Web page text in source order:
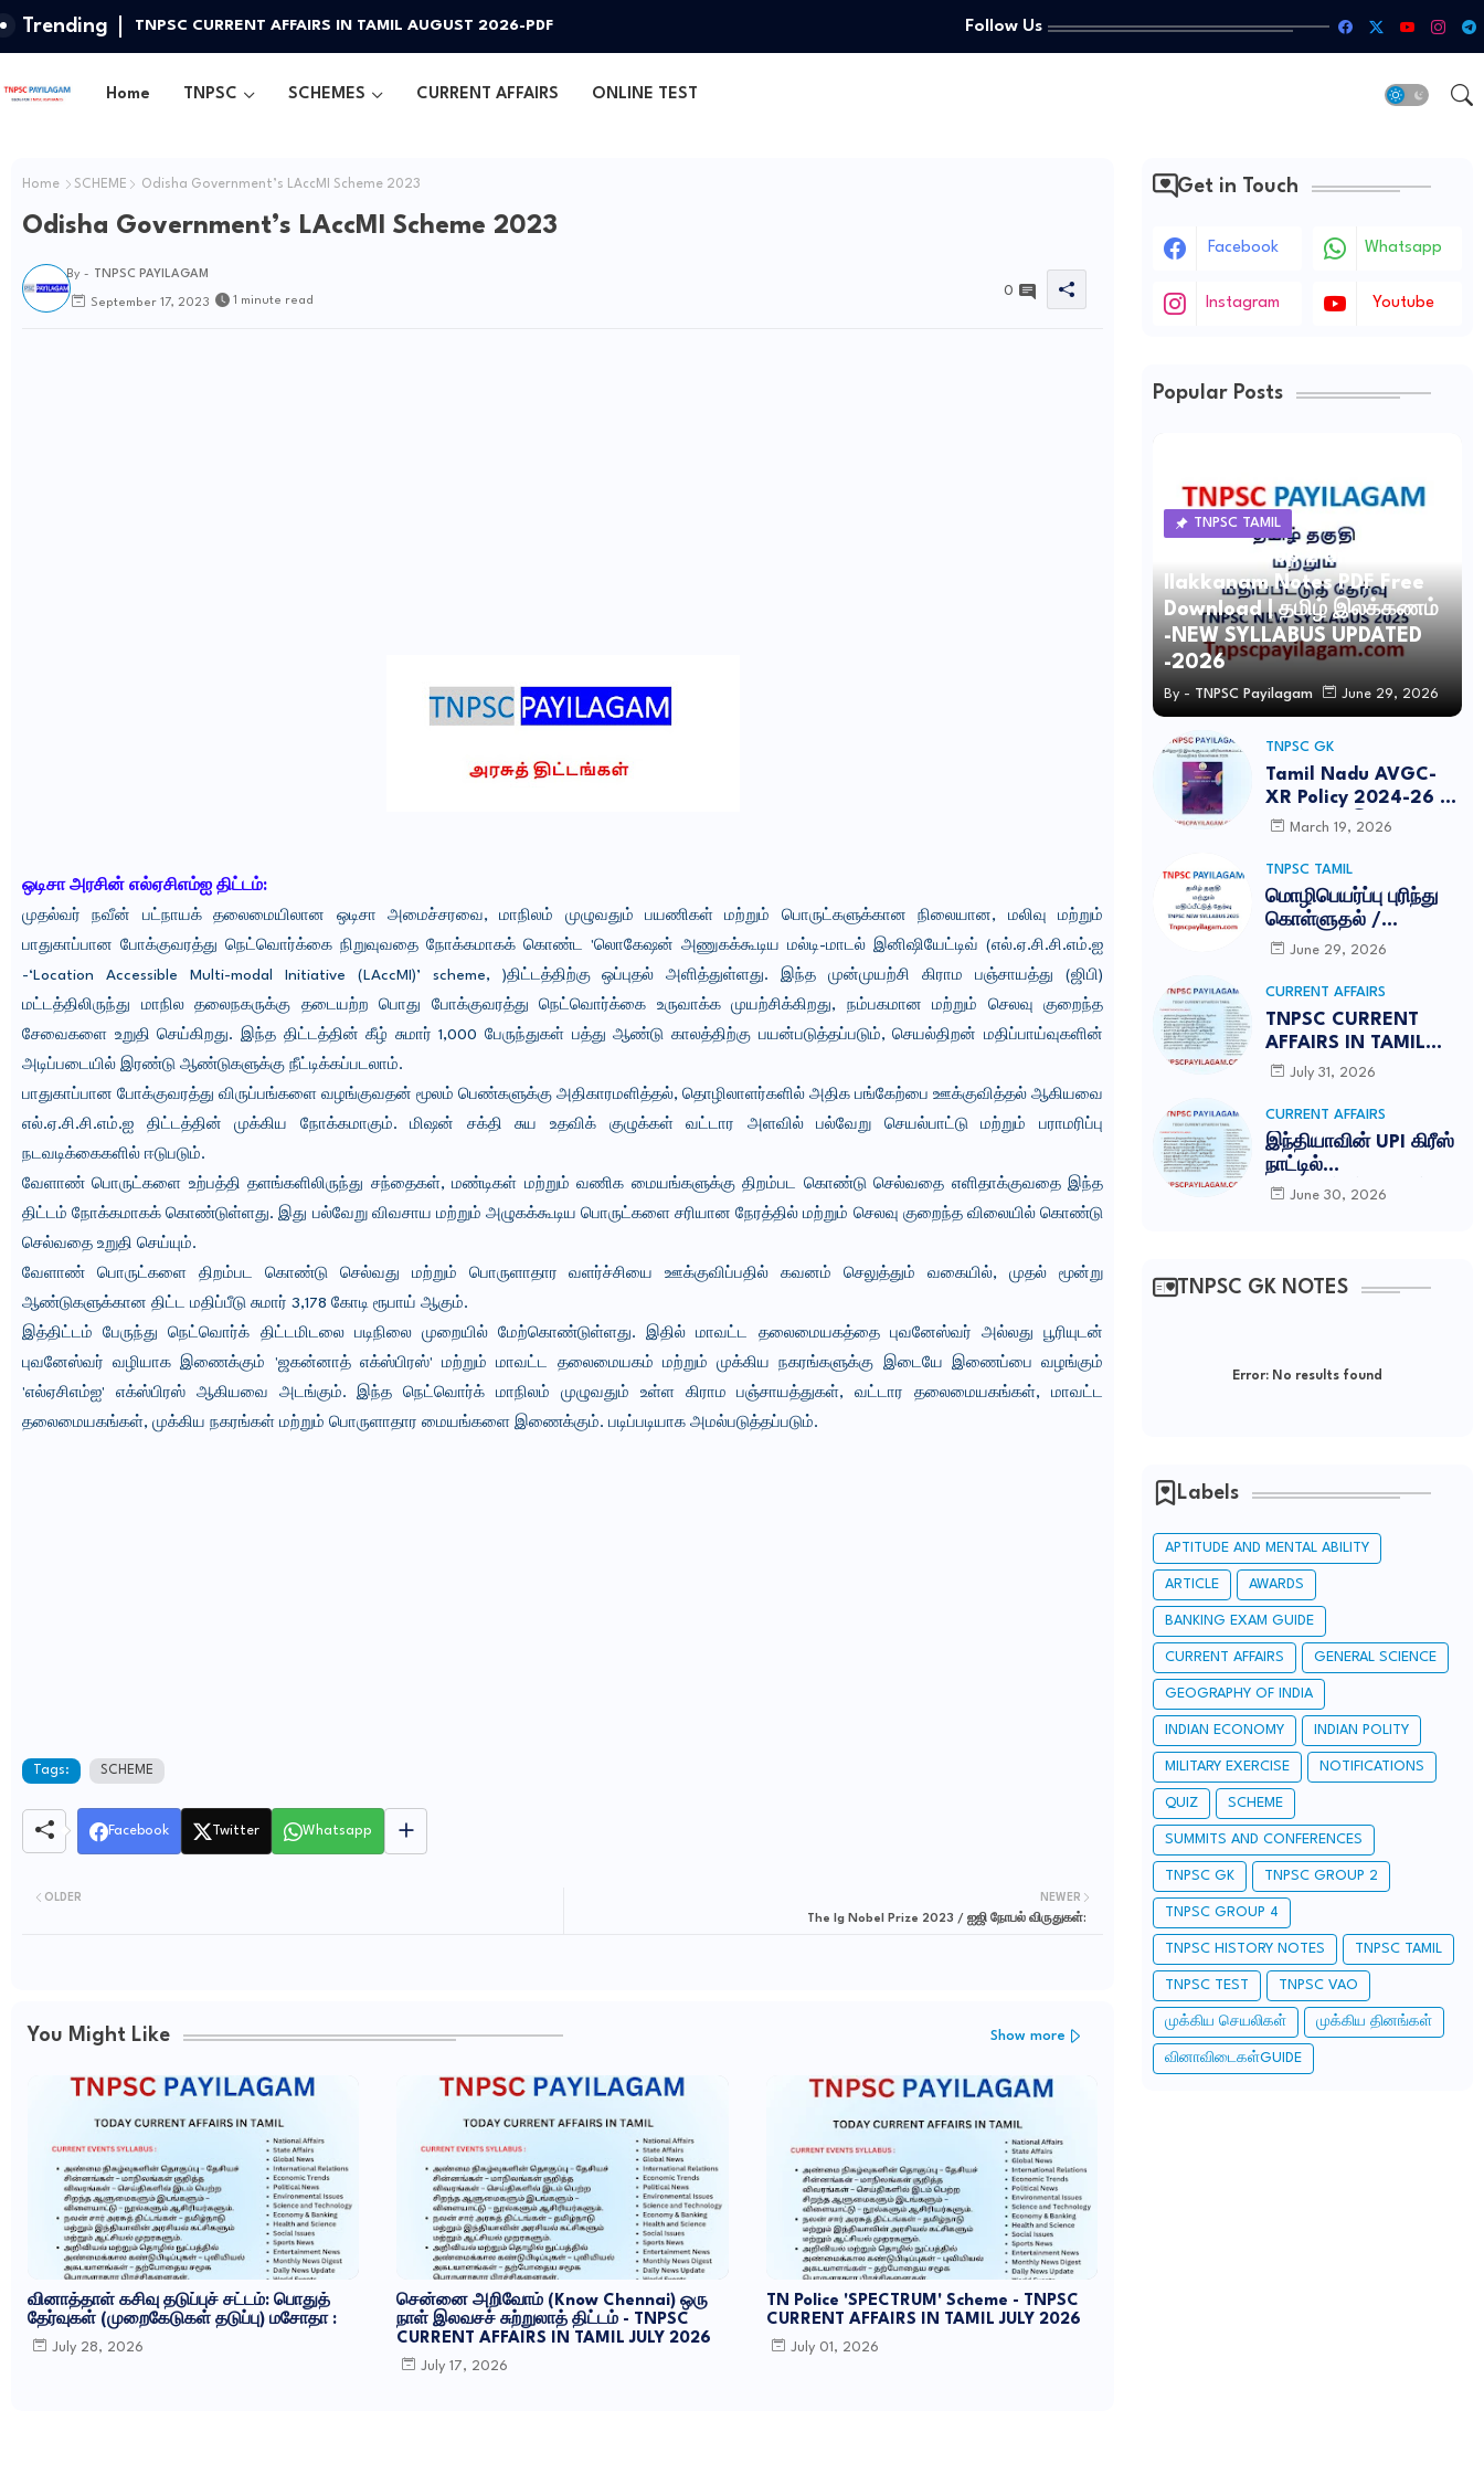
Trending TNPSC CURRENT AFFAIRS IN TAMIL AUGUST 2026-PDF Follow Us
Home TNPSC SCHEMES CURRENT AFFAIRS ONLINE TEST
Home SCHEME Odisha Government’s LAccMI Scheme 2023
Odisha Government’s LAccMI Scheme 2023
By - TNPSC PAYILAGAM
September 17, 2023 1 minute read
0
ஒடிசா அரசின் எல்ஏசிஎம்ஐ திட்டம்:
முதல்வர் நவீன் பட்நாயக் தலைமையிலான ஒடிசா அமைச்சரவை, மாநிலம் முழுவதும் பயணிகள் மற்றும் பொருட்களுக்கான நிலையான, மலிவு மற்றும்
பாதுகாப்பான போக்குவரத்து நெட்வொர்க்கை நிறுவுவதை நோக்கமாகக் கொண்ட 'லொகேஷன் அணுகக்கூடிய மல்டி-மாடல் இனிஷியேட்டிவ் (எல்.ஏ.சி.சி.எம்.ஐ
-‘Location Accessible Multi-modal Initiative (LAccMI)’ scheme, )திட்டத்திற்கு ஒப்புதல் அளித்துள்ளது. இந்த முன்முயற்சி கிராம பஞ்சாயத்து (ஜிபி)
மட்டத்திலிருந்து மாநில தலைநகருக்கு தடையற்ற பொது போக்குவரத்து நெட்வொர்க்கை உருவாக்க முயற்சிக்கிறது, நம்பகமான மற்றும் செலவு குறைந்த
சேவைகளை உறுதி செய்கிறது. இந்த திட்டத்தின் கீழ் சுமார் 1,000 பேருந்துகள் பத்து ஆண்டு காலத்திற்கு பயன்படுத்தப்படும், செயல்திறன் மதிப்பாய்வுகளின்
அடிப்படையில் இரண்டு ஆண்டுகளுக்கு நீட்டிக்கப்படலாம்.
பாதுகாப்பான போக்குவரத்து விருப்பங்களை வழங்குவதன் மூலம் பெண்களுக்கு அதிகாரமளித்தல், தொழிலாளர்களில் அதிக பங்கேற்பை ஊக்குவித்தல் ஆகியவை
எல்.ஏ.சி.சி.எம்.ஐ திட்டத்தின் முக்கிய நோக்கமாகும். மிஷன் சக்தி சுய உதவிக் குழுக்கள் வட்டார அளவில் பல்வேறு செயல்பாட்டு மற்றும் பராமரிப்பு
நடவடிக்கைகளில் ஈடுபடும்.
வேளாண் பொருட்களை உற்பத்தி தளங்களிலிருந்து சந்தைகள், மண்டிகள் மற்றும் வணிக மையங்களுக்கு திறம்பட கொண்டு செல்வதை எளிதாக்குவதை இந்த
திட்டம் நோக்கமாகக் கொண்டுள்ளது. இது பல்வேறு விவசாய மற்றும் அழுகக்கூடிய பொருட்களை சரியான நேரத்தில் மற்றும் செலவு குறைந்த விலையில் கொண்டு
செல்வதை உறுதி செய்யும்.
வேளாண் பொருட்களை திறம்பட கொண்டு செல்வது மற்றும் பொருளாதார வளர்ச்சியை ஊக்குவிப்பதில் கவனம் செலுத்தும் வகையில், முதல் மூன்று
ஆண்டுகளுக்கான திட்ட மதிப்பீடு சுமார் 3,178 கோடி ரூபாய் ஆகும்.
இத்திட்டம் பேருந்து நெட்வொர்க் திட்டமிடலை படிநிலை முறையில் மேற்கொண்டுள்ளது. இதில் மாவட்ட தலைமையகத்தை புவனேஸ்வர் அல்லது பூரியுடன்
புவனேஸ்வர் வழியாக இணைக்கும் 'ஜகன்னாத் எக்ஸ்பிரஸ்' மற்றும் மாவட்ட தலைமையகம் மற்றும் முக்கிய நகரங்களுக்கு இடையே இணைப்பை வழங்கும்
'எல்ஏசிஎம்ஐ' எக்ஸ்பிரஸ் ஆகியவை அடங்கும். இந்த நெட்வொர்க் மாநிலம் முழுவதும் உள்ள கிராம பஞ்சாயத்துகள், வட்டார தலைமையகங்கள், மாவட்ட
தலைமையகங்கள், முக்கிய நகரங்கள் மற்றும் பொருளாதார மையங்களை இணைக்கும். படிப்படியாக அமல்படுத்தப்படும்.
Tags: SCHEME
Facebook Twitter Whatsapp
NEWER
The Ig Nobel Prize 2023 / ஐஜி நோபல் விருதுகள்:
OLDER
You Might Like Show more
வினாத்தாள் கசிவு தடுப்புச் சட்டம்: பொதுத்
தேர்வுகள் (முறைகேடுகள் தடுப்பு) மசோதா :
July 28, 2026
சென்னை அறிவோம் (Know Chennai) ஒரு
நாள் இலவசச் சுற்றுலாத் திட்டம் - TNPSC
CURRENT AFFAIRS IN TAMIL JULY 2026
July 17, 2026
TN Police 'SPECTRUM' Scheme - TNPSC
CURRENT AFFAIRS IN TAMIL JULY 2026
July 01, 2026
Get in Touch
Facebook Whatsapp
Instagram Youtube
Popular Posts
TNPSC TAMIL
TNPSC Group 2 and 4 Tamil
Ilakkanam Notes PDF Free
Download | தமிழ் இலக்கணம்
-NEW SYLLABUS UPDATED
-2026
By - TNPSC Payilagam June 29, 2026
TNPSC GK
Tamil Nadu AVGC-
XR Policy 2024-26 /
தமிழ்நாடு இயங்குபடம்,
மெய்நிகர் கொள்கை
2026
March 19, 2026
TNPSC TAMIL
மொழிபெயர்ப்பு புரிந்து
கொள்ளுதல் /
MOZHIPEYARPPU
NOTES
June 29, 2026
CURRENT AFFAIRS
TNPSC CURRENT
AFFAIRS IN TAMIL
JULY 2026-PDF
July 31, 2026
CURRENT AFFAIRS
இந்தியாவின் UPI கிரீஸ்
நாட்டில்
அதிகாரப்பூர்வமாகத்
JUNE 2026
June 30, 2026
TNPSC GK NOTES
Error: No results found
Labels
APTITUDE AND MENTAL ABILITY
ARTICLE AWARDS
BANKING EXAM GUIDE
CURRENT AFFAIRS GENERAL SCIENCE
GEOGRAPHY OF INDIA
INDIAN ECONOMY INDIAN POLITY
MILITARY EXERCISE NOTIFICATIONS
QUIZ SCHEME
SUMMITS AND CONFERENCES
TNPSC GK TNPSC GROUP 2
TNPSC GROUP 4
TNPSC HISTORY NOTES TNPSC TAMIL
TNPSC TEST TNPSC VAO
முக்கிய செயலிகள் முக்கிய தினங்கள்
வினாவிடைகள்GUIDE